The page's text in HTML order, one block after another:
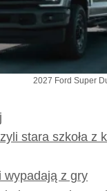
2027 Ford Super
stara szkoła z
wypadają z gry